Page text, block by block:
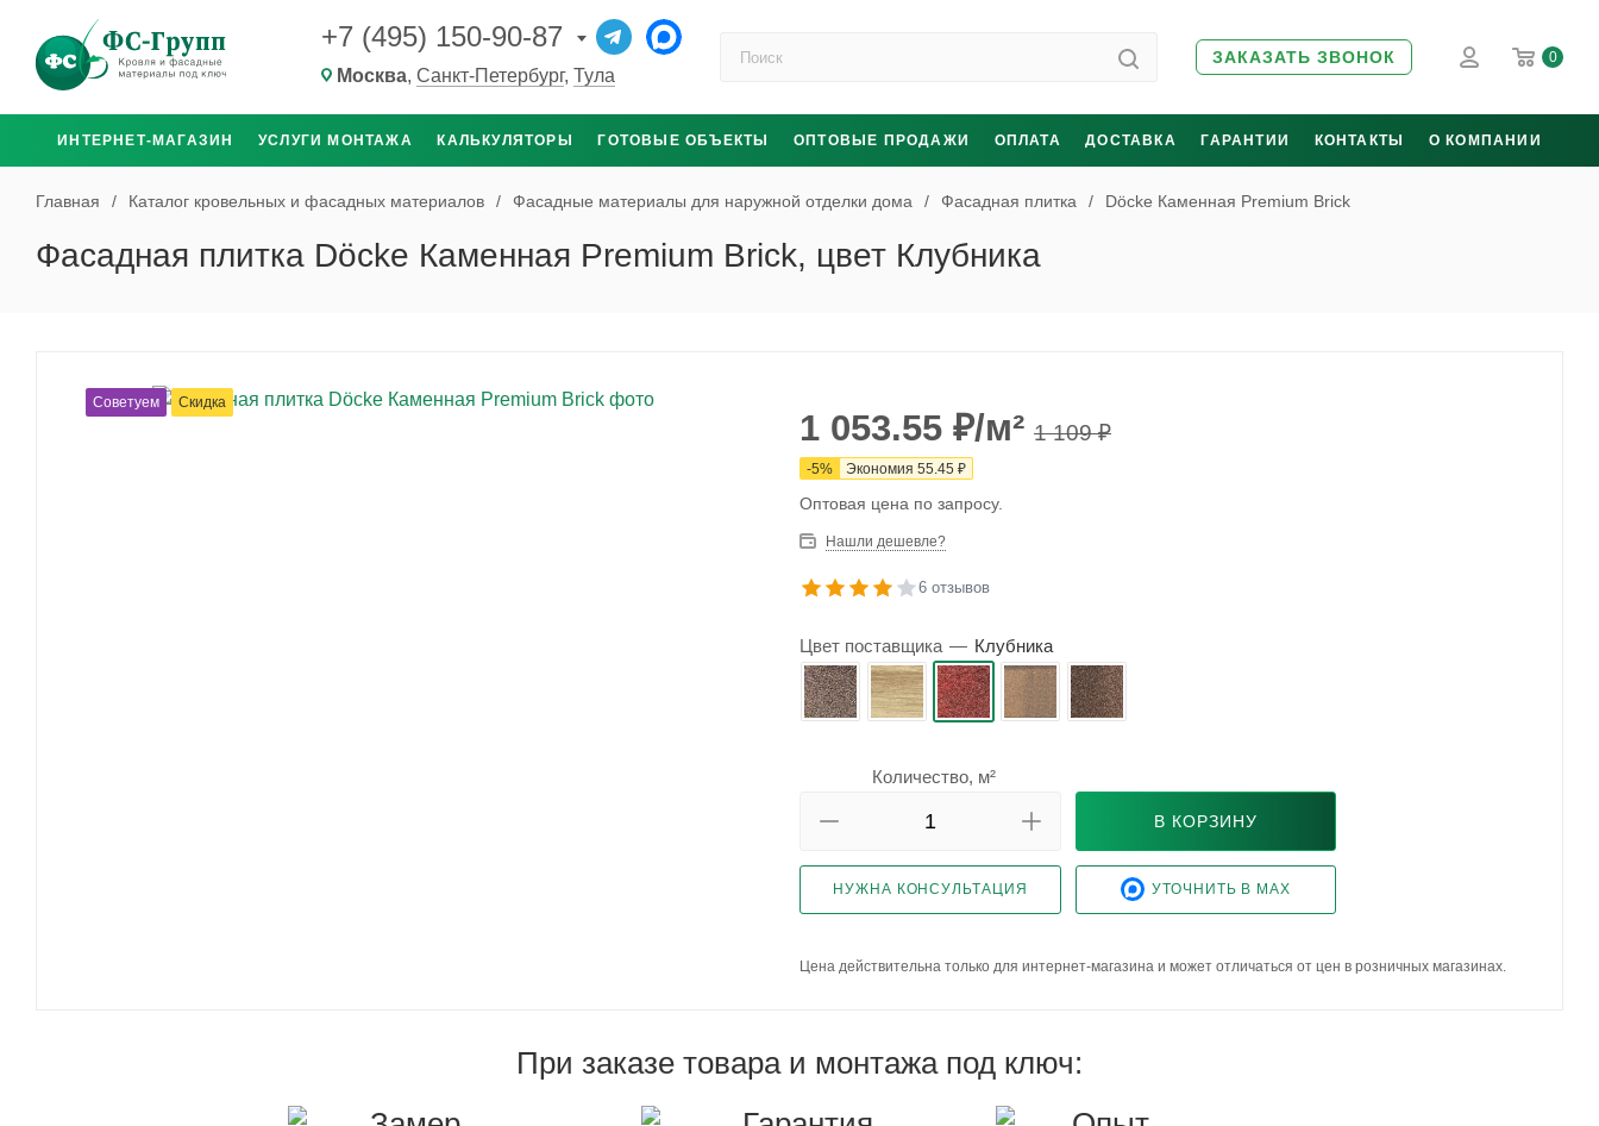
+7 (495) 150-90-87
Москва, Санкт-Петербург, Тула
ЗАКАЗАТЬ ЗВОНОК 0
ИНТЕРНЕТ-МАГАЗИН УСЛУГИ МОНТАЖА КАЛЬКУЛЯТОРЫ ГОТОВЫЕ ОБЪЕКТЫ ОПТОВЫЕ ПРОДАЖИ ОПЛАТА ДОСТАВКА ГАРАНТИИ КОНТАКТЫ О КОМПАНИИ
Главная / Каталог кровельных и фасадных материалов / Фасадные материалы для наружной отделки дома / Фасадная плитка / Döcke Каменная Premium Brick
Фасадная плитка Döcke Каменная Premium Brick, цвет Клубника
Советуем Скидка
1 053.55 ₽/м² 1 109₽
-5% Экономия 55.45 ₽
Оптовая цена по запросу.
Нашли дешевле?
6 отзывов
Цвет поставщика — Клубника
Количество, м²
В КОРЗИНУ
НУЖНА КОНСУЛЬТАЦИЯ УТОЧНИТЬ В MAX
Цена действительна только для интернет-магазина и может отличаться от цен в розничных магазинах.
При заказе товара и монтажа под ключ: